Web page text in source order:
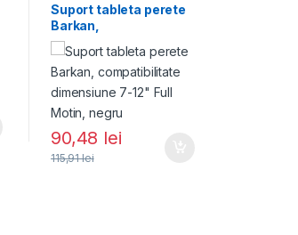
Suport tableta perete
Barkan,
compatibilitate
dimensiune 7-12" Full
Motin, negru
90,48 lei
115,91lei